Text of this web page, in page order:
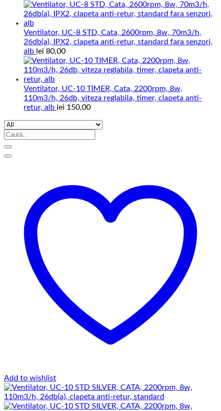
Ventilator, UC-8 STD, Cata, 2600rpm, 8w, 70m3/h,
26db(a), IPX2, clapeta anti-retur, standard fara senzori,
alb lei 80,00
Ventilator, UC-10 TIMER, Cata, 2200rpm, 8w,
110m3/h, 26db, viteza reglabila, timer, clapeta anti-
retur, alb lei 150,00
Caută
Add to wishlist